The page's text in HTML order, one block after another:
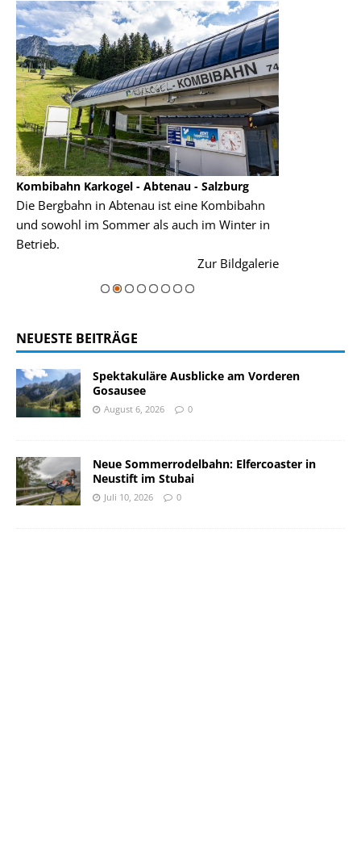
Kombibahn Karkogel - Abtenau - Salzburg
Die Bergbahn in Abtenau ist eine Kombibahn
und sowohl im Sommer als auch im Winter in
Betrieb.
Zur Bildgalerie
NEUESTE BEITRÄGE
Spektakuläre Ausblicke am Vorderen
Gosausee
August 6, 2026 0
Neue Sommerrodelbahn: Elfercoaster in
Neustift im Stubai
Juli 10, 2026 0